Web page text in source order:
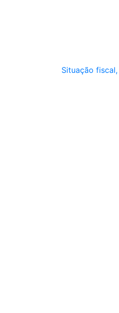
Situação